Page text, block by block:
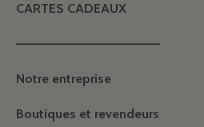
CARTES CADEAUX
———————————————
Notre entreprise
Boutiques et revendeurs